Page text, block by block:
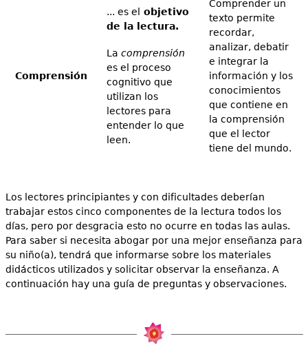
Comprensión
... es el objetivo
de la lectura.
La comprensión
es el proceso
cognitivo que
utilizan los
lectores para
entender lo que
leen.
Comprender un
texto permite
recordar,
analizar, debatir
e integrar la
información y los
conocimientos
que contiene en
la comprensión
que el lector
tiene del mundo.
Los lectores principiantes y con dificultades deberían
trabajar estos cinco componentes de la lectura todos los
días, pero por desgracia esto no ocurre en todas las aulas.
Para saber si necesita abogar por una mejor enseñanza para
su niño(a), tendrá que informarse sobre los materiales
didácticos utilizados y solicitar observar la enseñanza. A
continuación hay una guía de preguntas y observaciones.